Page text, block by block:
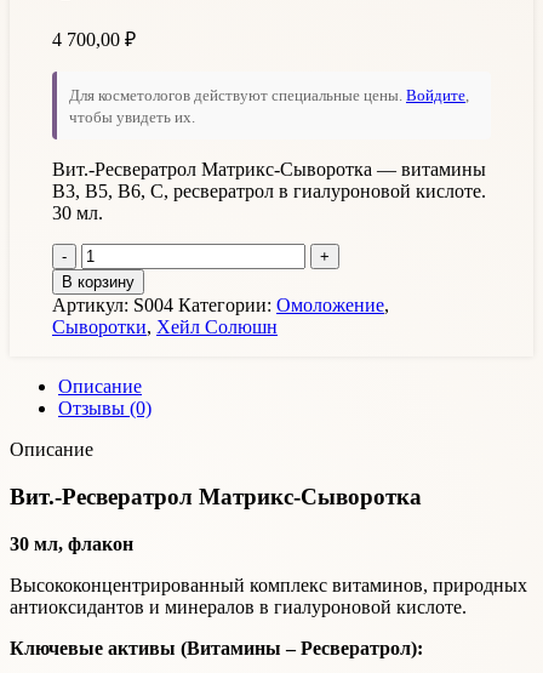
4 700,00 ₽
Для косметологов действуют специальные цены. Войдите,
чтобы увидеть их.
Вит.-Ресвератрол Матрикс-Сыворотка — витамины
В3, В5, В6, С, ресвератрол в гиалуроновой кислоте.
30 мл.
В корзину
Артикул: S004 Категории: Омоложение,
Сыворотки, Хейл Солюшн
Описание
Отзывы (0)
Описание
Вит.-Ресвератрол Матрикс-Сыворотка
30 мл, флакон
Высококонцентрированный комплекс витаминов, природных
антиоксидантов и минералов в гиалуроновой кислоте.
Ключевые активы (Витамины – Ресвератрол):